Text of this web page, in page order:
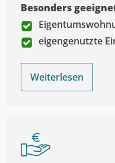
Besonders
eigengenutzte
Weiterlesen